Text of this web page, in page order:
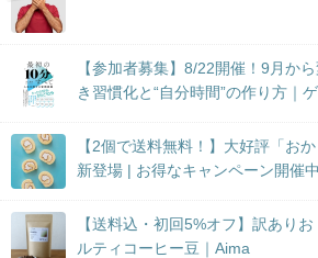
【参加者募集】8/22開催！9月か
き習慣化と“自分時間”の作り方｜
【2個で送料無料！】大好評「お
新登場 | お得なキャンペーン開催中
【送料込・初回5%オフ】訳あり
ルティコーヒー豆｜Aima